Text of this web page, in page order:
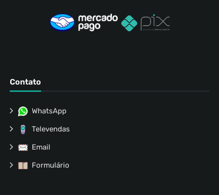
Contato
WhatsApp
Televendas
Email
Formulário